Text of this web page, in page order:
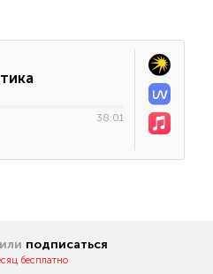
38:01
или подписаться
бесплатно